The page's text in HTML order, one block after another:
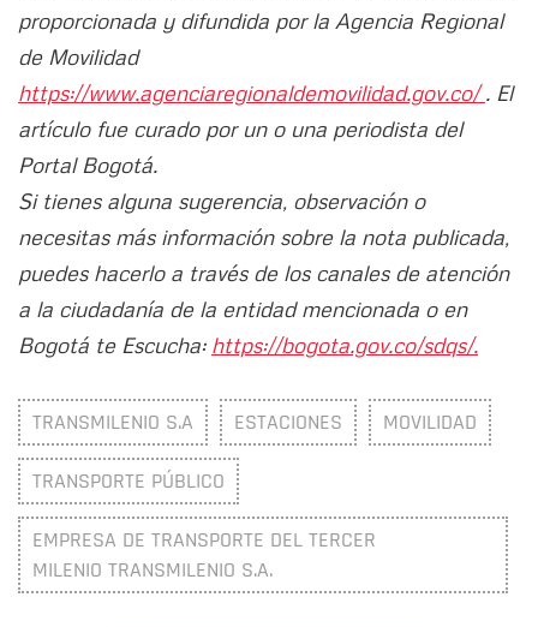
proporcionada y difundida por la Agencia Regional
de Movilidad
https://www.agenciaregionaldemovilidad.gov.co/. El
artículo fue curado por un o una periodista del
Portal Bogotá.
Si tienes alguna sugerencia, observación o
necesitas más información sobre la nota publicada,
puedes hacerlo a través de los canales de atención
a la ciudadanía de la entidad mencionada o en
Bogotá te Escucha: https://bogota.gov.co/sdqs/.
TRANSMILENIO S.A ESTACIONES MOVILIDAD
TRANSPORTE PÚBLICO
EMPRESA DE TRANSPORTE DEL TERCER
MILENIO TRANSMILENIO S.A.